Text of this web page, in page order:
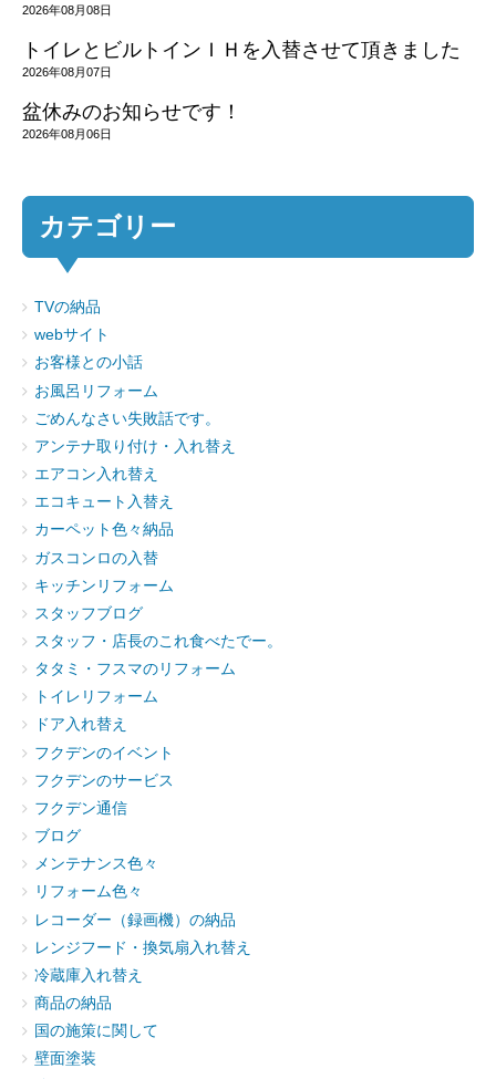
2026年08月08日
トイレとビルトインＩＨを入替させて頂きました
2026年08月07日
盆休みのお知らせです！
2026年08月06日
カテゴリー
TVの納品
webサイト
お客様との小話
お風呂リフォーム
ごめんなさい失敗話です。
アンテナ取り付け・入れ替え
エアコン入れ替え
エコキュート入替え
カーペット色々納品
ガスコンロの入替
キッチンリフォーム
スタッフブログ
スタッフ・店長のこれ食べたでー。
タタミ・フスマのリフォーム
トイレリフォーム
ドア入れ替え
フクデンのイベント
フクデンのサービス
フクデン通信
ブログ
メンテナンス色々
リフォーム色々
レコーダー（録画機）の納品
レンジフード・換気扇入れ替え
冷蔵庫入れ替え
商品の納品
国の施策に関して
壁面塗装